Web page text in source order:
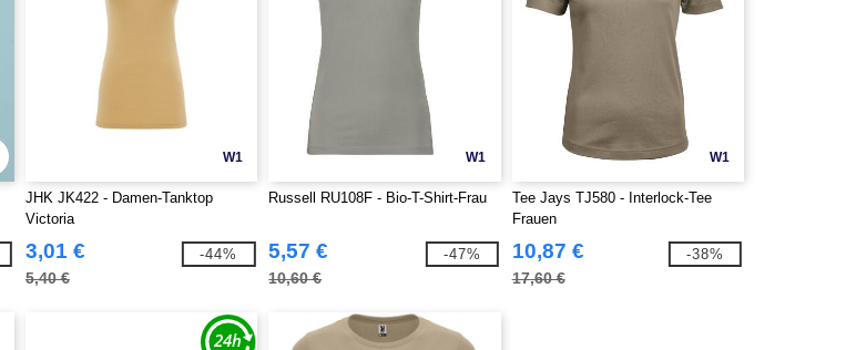
W1
JHK JK422 - Damen-Tanktop
Victoria
3,01 €
5,40 €
-44%
W1
Russell RU108F - Bio-T-Shirt-Frau
5,57 €
10,60 €
-47%
W1
Tee Jays TJ580 - Interlock-Tee
Frauen
10,87 €
17,60 €
-38%